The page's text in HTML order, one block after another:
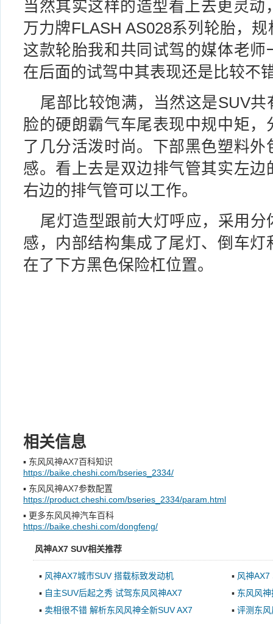
当然其实这样的造型看上去更灵动
万力牌FLASH AS028系列轮胎，
这款轮胎我和共同试驾的媒体老
在后面的试驾中其表现还是比较不
尾部比较饱满，当然这是SUV
脸的硬朗霸气车尾表现中规中矩
了几分活泼时尚。下部黑色塑料
感。看上去是双边排气管其实左
右边的排气管可以工作。
尾灯造型跟前大灯呼应，采用
感，内部结构集成了尾灯、倒车
在了下方黑色保险杠位置。
相关信息
▪ 东风风神AX7百科知识
https://baike.cheshi.com/bseries_2334/
▪ 东风风神AX7参数配置
https://product.cheshi.com/bseries_2334/param.html
▪ 更多东风风神汽车百科
https://baike.cheshi.com/dongfeng/
风神AX7 SUV相关推荐
▪ 风神AX7城市SUV 搭载标致发动机 ▪ 风神AX7
▪ 自主SUV后起之秀 试驾东风风神AX7 ▪ 东风风
▪ 卖相很不错 解析东风风神全新SUV AX7 ▪ 评测东